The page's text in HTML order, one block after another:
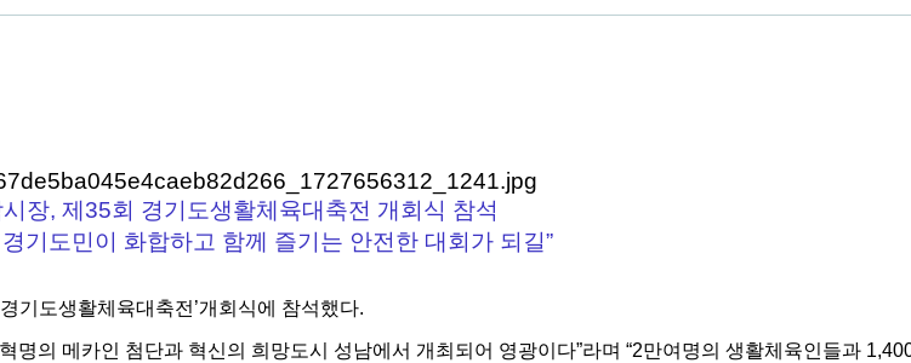
장, 제35회 경기도생활체육대축전 개회식 참석
기도민이 화합하고 함께 즐기는 안전한 대회가 되길”
기도생활체육대축전’개회식에 참석했다.
의 메카인 첨단과 혁신의 희망도시 성남에서 개최되어 영광이다”라며 “2만여명의 생활체육인들과